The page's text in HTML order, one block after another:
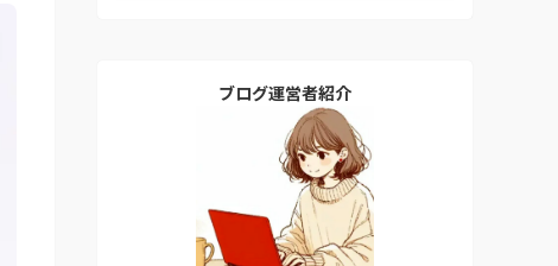
ブログ運営者紹介